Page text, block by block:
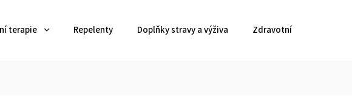
terapie Repelenty Doplňky stravy a výživa Zdravotní pomůcky